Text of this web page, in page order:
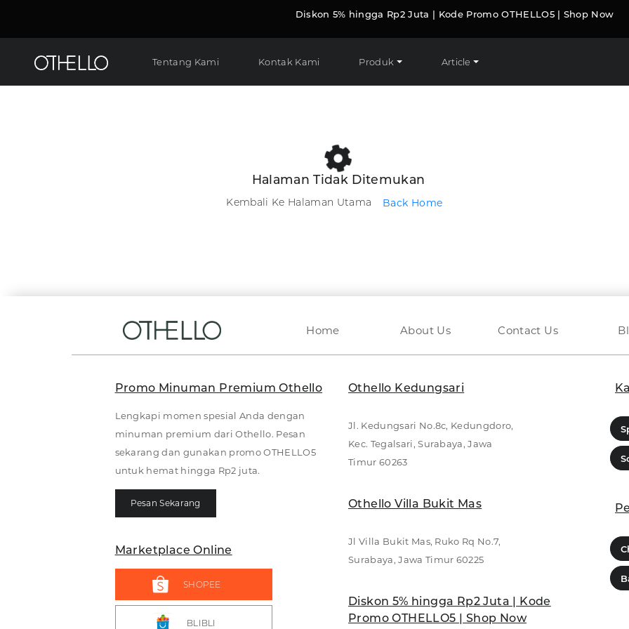
Diskon 5% hingga Rp2 Juta | Kode Promo OTHELLO5 | Shop Now
Tentang Kami Kontak Kami Produk Article
Halaman Tidak Ditemukan
Kembali Ke Halaman Utama Back Home
Home About Us Contact Us
Promo Minuman Premium Othello
Lengkapi momen spesial Anda dengan
minuman premium dari Othello. Pesan
sekarang dan gunakan promo OTHELLO5
untuk hemat hingga Rp2 juta.
Pesan Sekarang
Marketplace Online
SHOPEE
BLIBLI
Othello Kedungsari
Jl. Kedungsari No.8c, Kedungdoro,
Kec. Tegalsari, Surabaya, Jawa
Timur 60263
Othello Villa Bukit Mas
Jl Villa Bukit Mas, Ruko Rq No.7,
Surabaya, Jawa Timur 60225
Diskon 5% hingga Rp2 Juta | Kode
Promo OTHELLO5 | Shop Now